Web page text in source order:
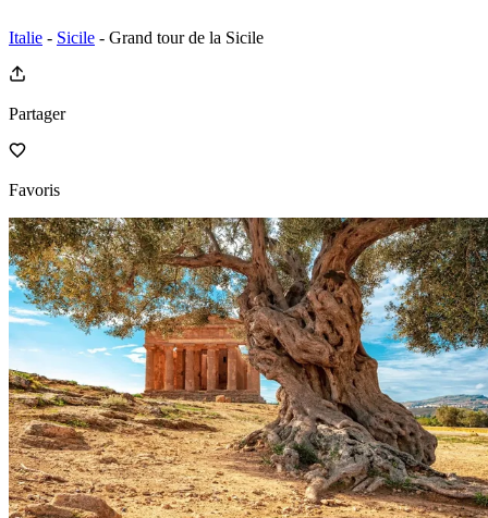
Italie - Sicile - Grand tour de la Sicile
Partager
Favoris